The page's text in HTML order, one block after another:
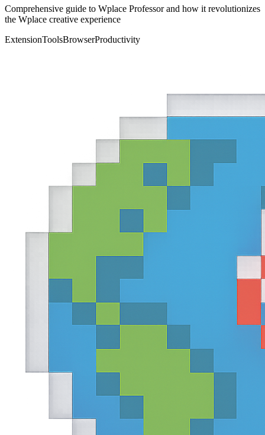
Comprehensive guide to Wplace Professor and how it revolutionizes
the Wplace creative experience
ExtensionToolsBrowserProductivity